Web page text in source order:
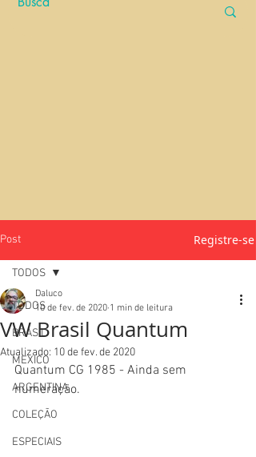
Post Registre-se
TODOS
BRASIL
MEXICO
ARGENTINA
COLEÇÃO
ESPECIAIS
TODOS
VW Brasil Quantum
Daluco
10 de fev. de 2020 1 min de leitura
Atualizado: 10 de fev. de 2020
Quantum CG 1985 - Ainda sem
numeração.